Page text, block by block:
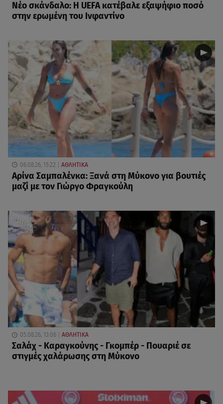
Νέο σκάνδαλο: Η UEFA κατέβαλε εξαψήφιο ποσό
στην ερωμένη του Ινφαντίνο
06.08.26, 15:22 ΑΘΛΗΤΙΚΑ
Αρίνα Σαμπαλένκα: Ξανά στη Μύκονο για βουτιές
μαζί με τον Γιώργο Φραγκούλη
05.08.26, 13:06 ΑΘΛΗΤΙΚΑ
Σαλάχ - Καραγκούνης - Γκομπέρ - Πουαριέ σε
στιγμές χαλάρωσης στη Μύκονο